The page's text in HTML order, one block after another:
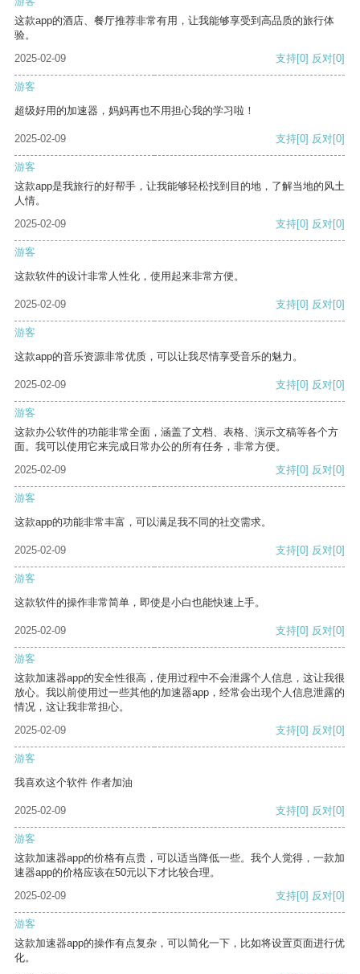
这款app的酒店、餐厅推荐非常有用，让我能够享受到高品质的旅行体
验。
2025-02-09
支持[0] 反对[0]
游客
超级好用的加速器，妈妈再也不用担心我的学习啦！
2025-02-09 支持[0] 反对[0]
游客
这款app是我旅行的好帮手，让我能够轻松找到目的地，了解当地的风土
人情。
2025-02-09
支持[0] 反对[0]
游客
这款软件的设计非常人性化，使用起来非常方便。
2025-02-09 支持[0] 反对[0]
游客
这款app的音乐资源非常优质，可以让我尽情享受音乐的魅力。
2025-02-09 支持[0] 反对[0]
游客
这款办公软件的功能非常全面，涵盖了文档、表格、演示文稿等各个方
面。我可以使用它来完成日常办公的所有任务，非常方便。
2025-02-09
支持[0] 反对[0]
游客
这款app的功能非常丰富，可以满足我不同的社交需求。
2025-02-09 支持[0] 反对[0]
游客
这款软件的操作非常简单，即使是小白也能快速上手。
2025-02-09 支持[0] 反对[0]
游客
这款加速器app的安全性很高，使用过程中不会泄露个人信息，这让我很
放心。我以前使用过一些其他的加速器app，经常会出现个人信息泄露的
情况，这让我非常担心。
2025-02-09
支持[0] 反对[0]
游客
我喜欢这个软件 作者加油
2025-02-09 支持[0] 反对[0]
游客
这款加速器app的价格有点贵，可以适当降低一些。我个人觉得，一款加
速器app的价格应该在50元以下才比较合理。
2025-02-09
支持[0] 反对[0]
游客
这款加速器app的操作有点复杂，可以简化一下，比如将设置页面进行优
化。